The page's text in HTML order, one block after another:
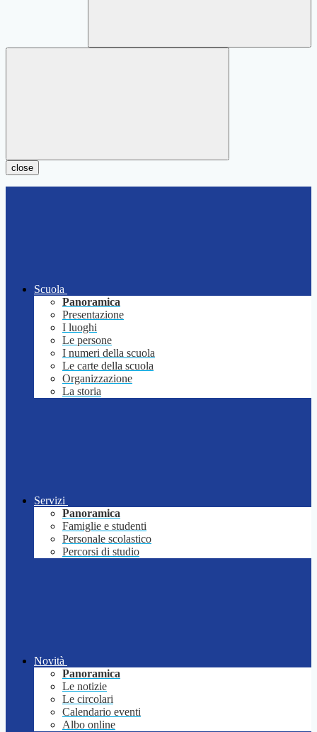
close
Scuola
Panoramica
Presentazione
I luoghi
Le persone
I numeri della scuola
Le carte della scuola
Organizzazione
La storia
Servizi
Panoramica
Famiglie e studenti
Personale scolastico
Percorsi di studio
Novità
Panoramica
Le notizie
Le circolari
Calendario eventi
Albo online